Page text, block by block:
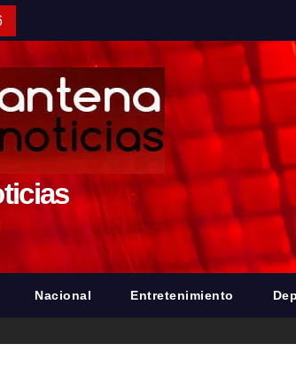
Nacional Entretenimiento